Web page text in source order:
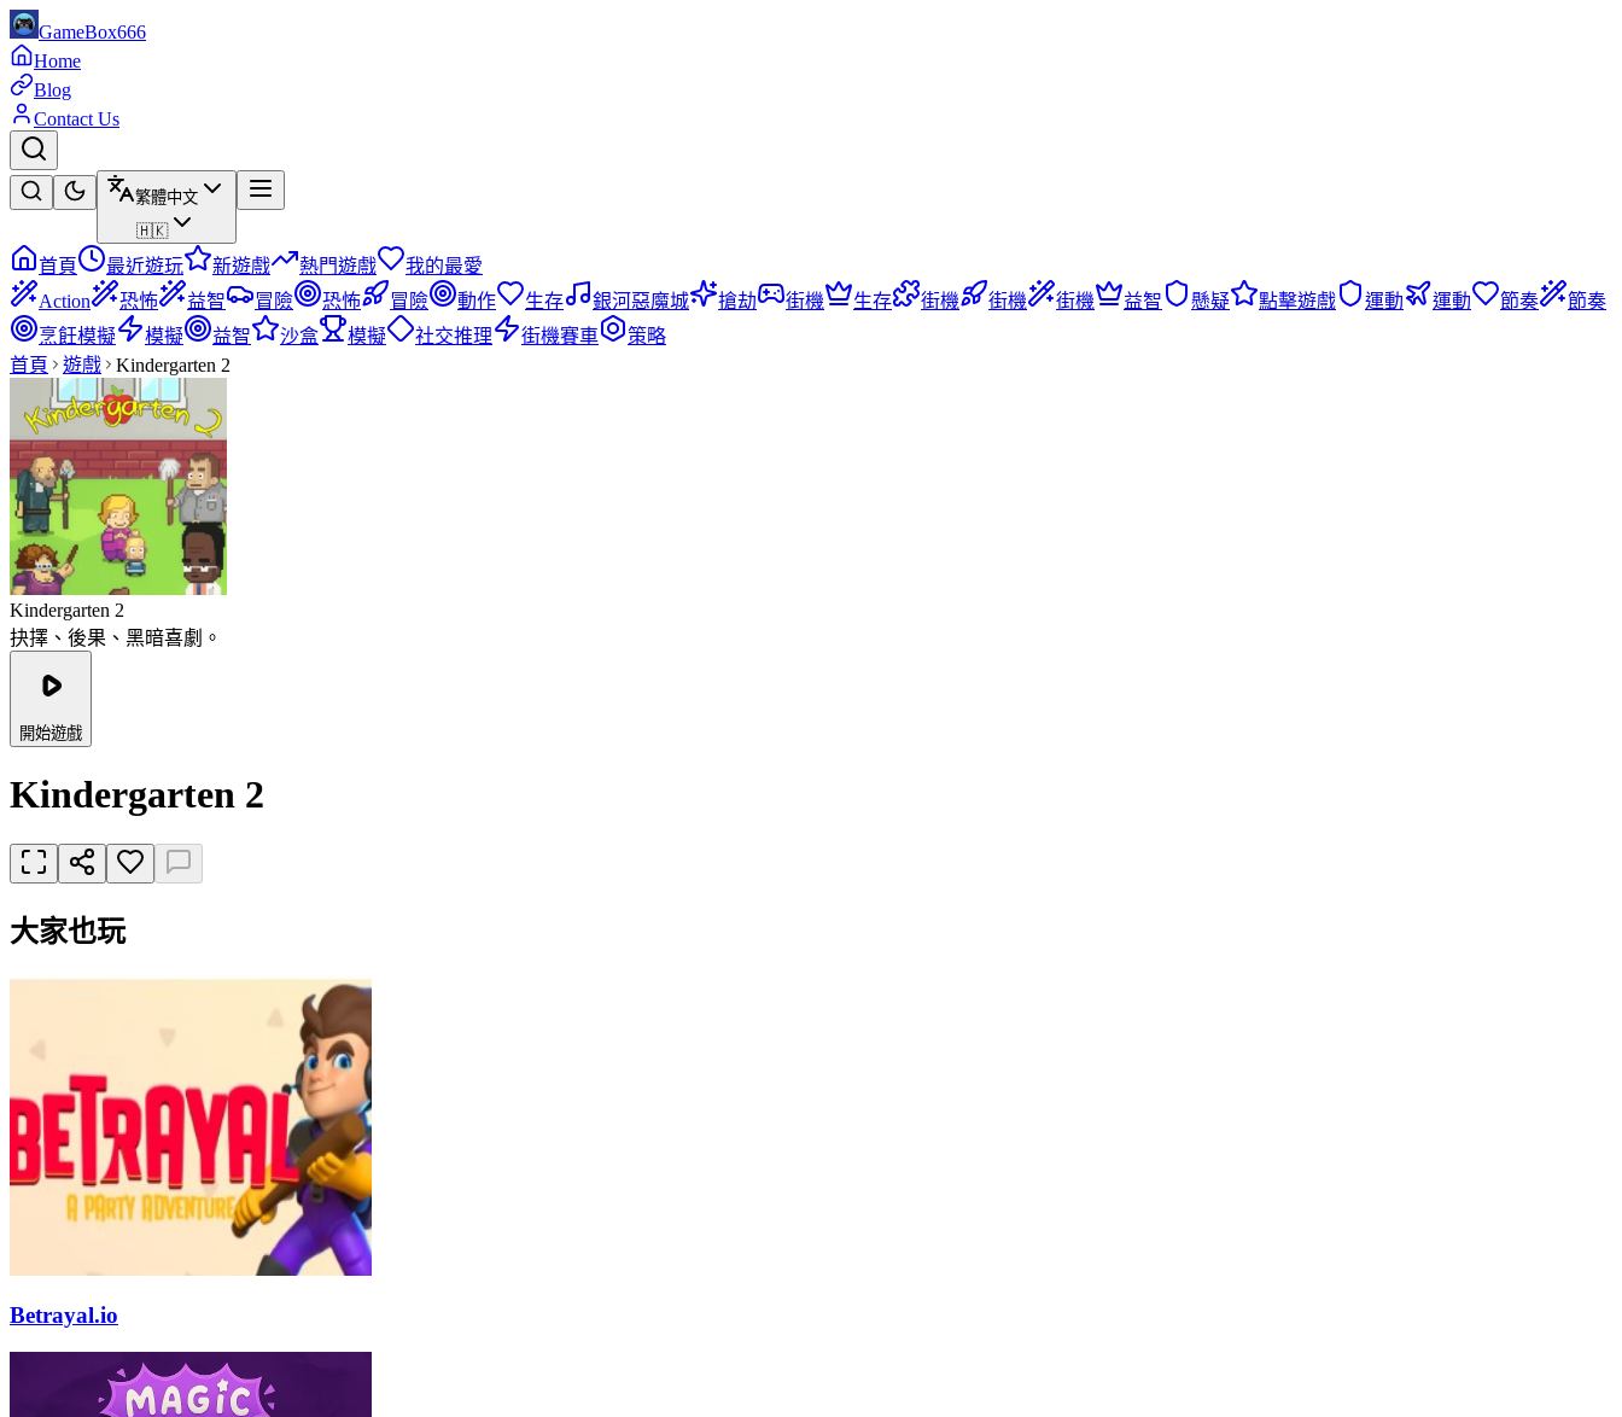
GameBox666
Home
Blog
Contact Us
繁體中文
🇭🇰
首頁 最近遊玩 新遊戲 熱門遊戲
我的最愛
Action
恐怖 益智 冒險 恐怖 冒險 動作 生存 銀河惡魔城 搶劫 街機 生存 街機 街機 街機 益智 懸疑 點擊遊戲 運動 運動 節奏
節奏
烹飪模擬
模擬 益智 沙盒 模擬 社交推理 街機賽車
策略
首頁
遊戲 Kindergarten 2
Kindergarten 2
抉擇、後果、黑暗喜劇。
開始遊戲
Kindergarten 2
大家也玩
Betrayal.io